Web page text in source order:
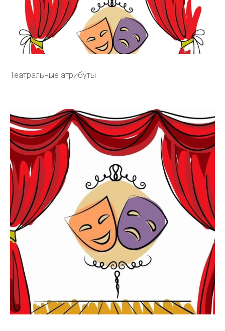
Театральные атрибуты